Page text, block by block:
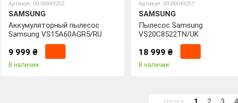
Артикул: 00-00049252
SAMSUNG
Аккумуляторный пылесос
Samsung VS15A60AGR5/RU
9 999 ₴
В наличии
Артикул: 00-00049257
SAMSUNG
Пылесос Samsung
VS20C8522TN/UK
18 999 ₴
В наличии